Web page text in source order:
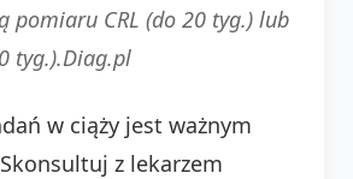
pomiaru CRL (do 20 tyg.) lub
tyg.).Diag.pl
w ciąży jest ważnym
z lekarzem